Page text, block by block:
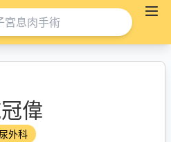
偉
外科